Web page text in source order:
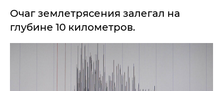
Очаг землетрясения залегал на
глубине 10 километров.